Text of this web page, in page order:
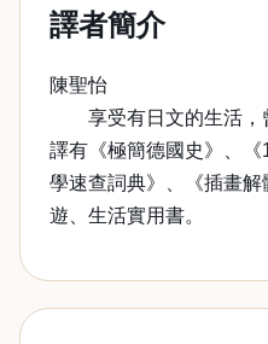
譯者簡介
陳聖怡
享受有日文的生活，
譯有《極簡德國史》、
學速查詞典》、《插畫
遊、生活實用書。